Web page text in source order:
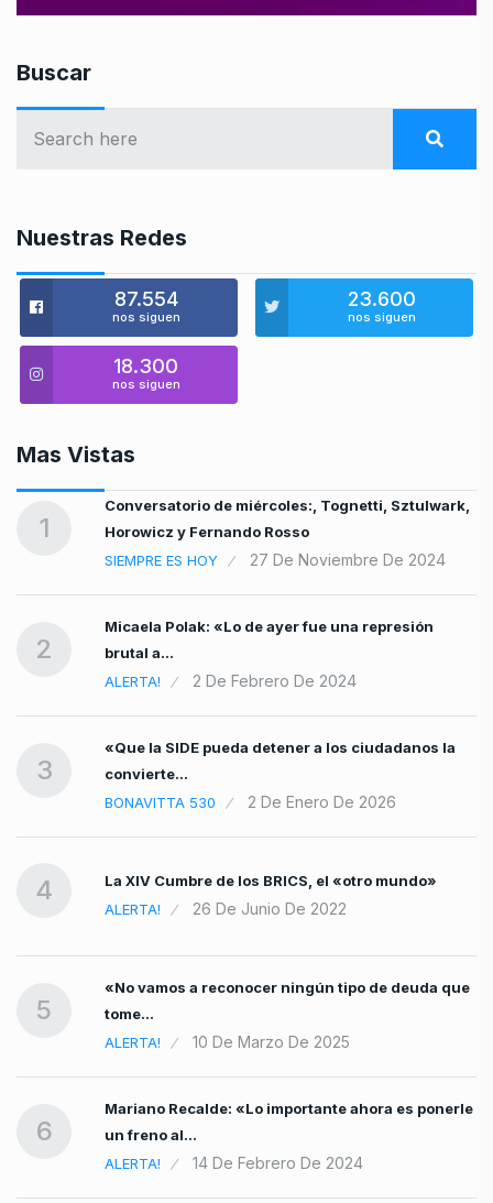
Buscar
Nuestras Redes
87.554
nos siguen
23.600
nos siguen
18.300
nos siguen
Mas Vistas
1
Conversatorio de miércoles:, Tognetti, Sztulwark,
Horowicz y Fernando Rosso
SIEMPRE ES HOY
27 De Noviembre De 2024
2
Micaela Polak: «Lo de ayer fue una represión
brutal a…
ALERTA!
2 De Febrero De 2024
3
«Que la SIDE pueda detener a los ciudadanos la
convierte…
BONAVITTA 530
2 De Enero De 2026
4
La XIV Cumbre de los BRICS, el «otro mundo»
ALERTA!
26 De Junio De 2022
5
«No vamos a reconocer ningún tipo de deuda que
tome…
ALERTA!
10 De Marzo De 2025
6
Mariano Recalde: «Lo importante ahora es ponerle
un freno al…
ALERTA!
14 De Febrero De 2024